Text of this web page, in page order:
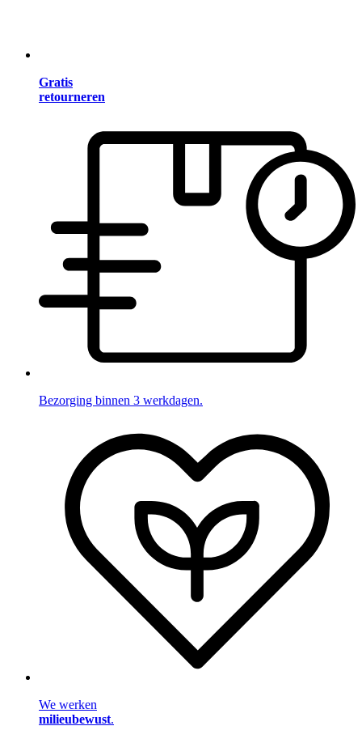
Gratis
retourneren
Bezorging binnen 3 werkdagen.
We werken
milieubewust.